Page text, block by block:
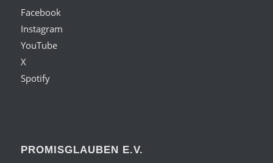
Facebook
Instagram
YouTube
X
Spotify
PROMISGLAUBEN E.V.